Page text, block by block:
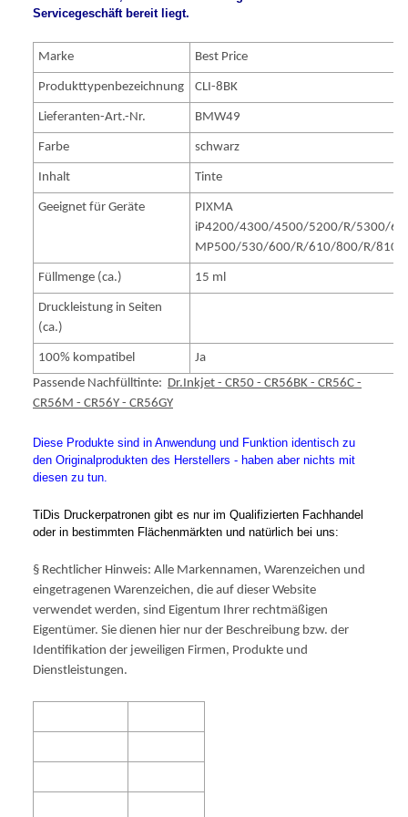
Servicegeschäft bereit liegt.
Marke Best Price
Produkttypenbezeichnung CLI-8BK
Lieferanten-Art.-Nr. BMW49
Farbe schwarz
Inhalt Tinte
Geeignet für Geräte
PIXMA
iP4200/4300/4500/5200/R/5300/
MP500/530/600/R/610/800/R/810/
Füllmenge (ca.) 15 ml
Druckleistung in Seiten
(ca.)
100% kompatibel
Ja
Passende Nachfülltinte: Dr.Inkjet - CR50 - CR56BK - CR56C -
CR56M - CR56Y - CR56GY
Diese Produkte sind in Anwendung und Funktion identisch zu
den Originalprodukten des Herstellers - haben aber nichts mit
diesen zu tun.
TiDis Druckerpatronen gibt es nur im Qualifizierten Fachhandel
oder in bestimmten Flächenmärkten und natürlich bei uns:
§ Rechtlicher Hinweis: Alle Markennamen, Warenzeichen und
eingetragenen Warenzeichen, die auf dieser Website
verwendet werden, sind Eigentum Ihrer rechtmäßigen
Eigentümer. Sie dienen hier nur der Beschreibung bzw. der
Identifikation der jeweiligen Firmen, Produkte und
Dienstleistungen.